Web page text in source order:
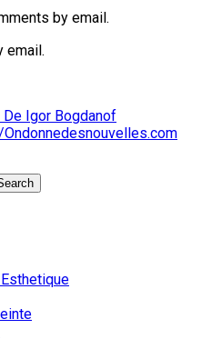
by email.
email.
Igor Bogdanof
Esthetique